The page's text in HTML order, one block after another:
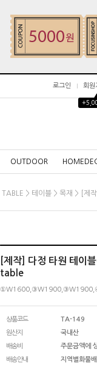
로그인 회원
OUTDOOR
TABLE > 테이블 > 목재 > [제
[제작] 다정 타원 테이
table
상품코드
TA-149
원산지
국내산
배송비
주문금액에
배송안내
지역별화물